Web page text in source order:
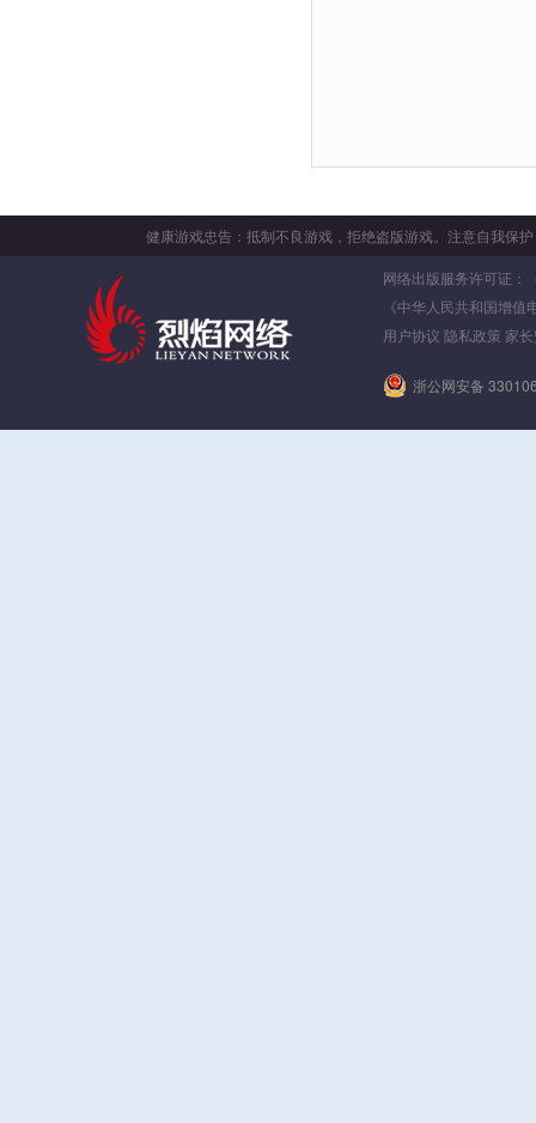
健康游戏忠告：抵制不良游戏，拒绝盗版游戏。注意自我保
网络出版服务许可证：
《中华人民共和国增
用户协议 隐私政策 家
浙公网安备